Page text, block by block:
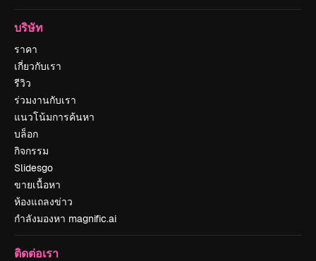
บริษัท
ราคา
เกี่ยวกับเรา
รีวิว
ร่วมงานกับเรา
แนวโน้มการค้นหา
บล็อก
กิจกรรม
Slidesgo
ขายเนื้อหา
ห้องแถลงข่าว
กำลังมองหา magnific.ai
ติดต่อเรา